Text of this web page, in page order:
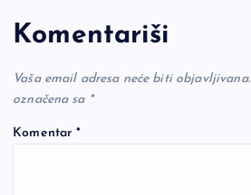
Komentariši
Vaša email adresa neće biti objavljivana.
označena sa *
Komentar*